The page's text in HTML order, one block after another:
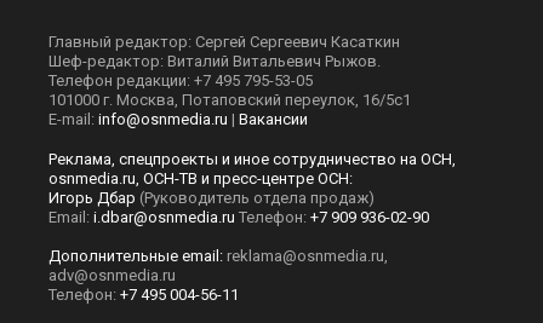
Главный редактор: Сергей Сергеевич Касаткин
Шеф-редактор: Виталий Витальевич Рыжов.
Телефон редакции: +7 495 795-53-05
101000 г. Москва, Потаповский переулок, 16/5с1
E-mail: info@osnmedia.ru | Вакансии
Реклама, спецпроекты и иное сотрудничество на ОСН,
osnmedia.ru, ОСН-ТВ и пресс-центре ОСН:
Игорь Дбар (Руководитель отдела продаж)
Email: i.dbar@osnmedia.ru Телефон: +7 909 936-02-90
Дополнительные email: reklama@osnmedia.ru
adv@osnmedia.ru
Телефон: +7 495 004-56-11